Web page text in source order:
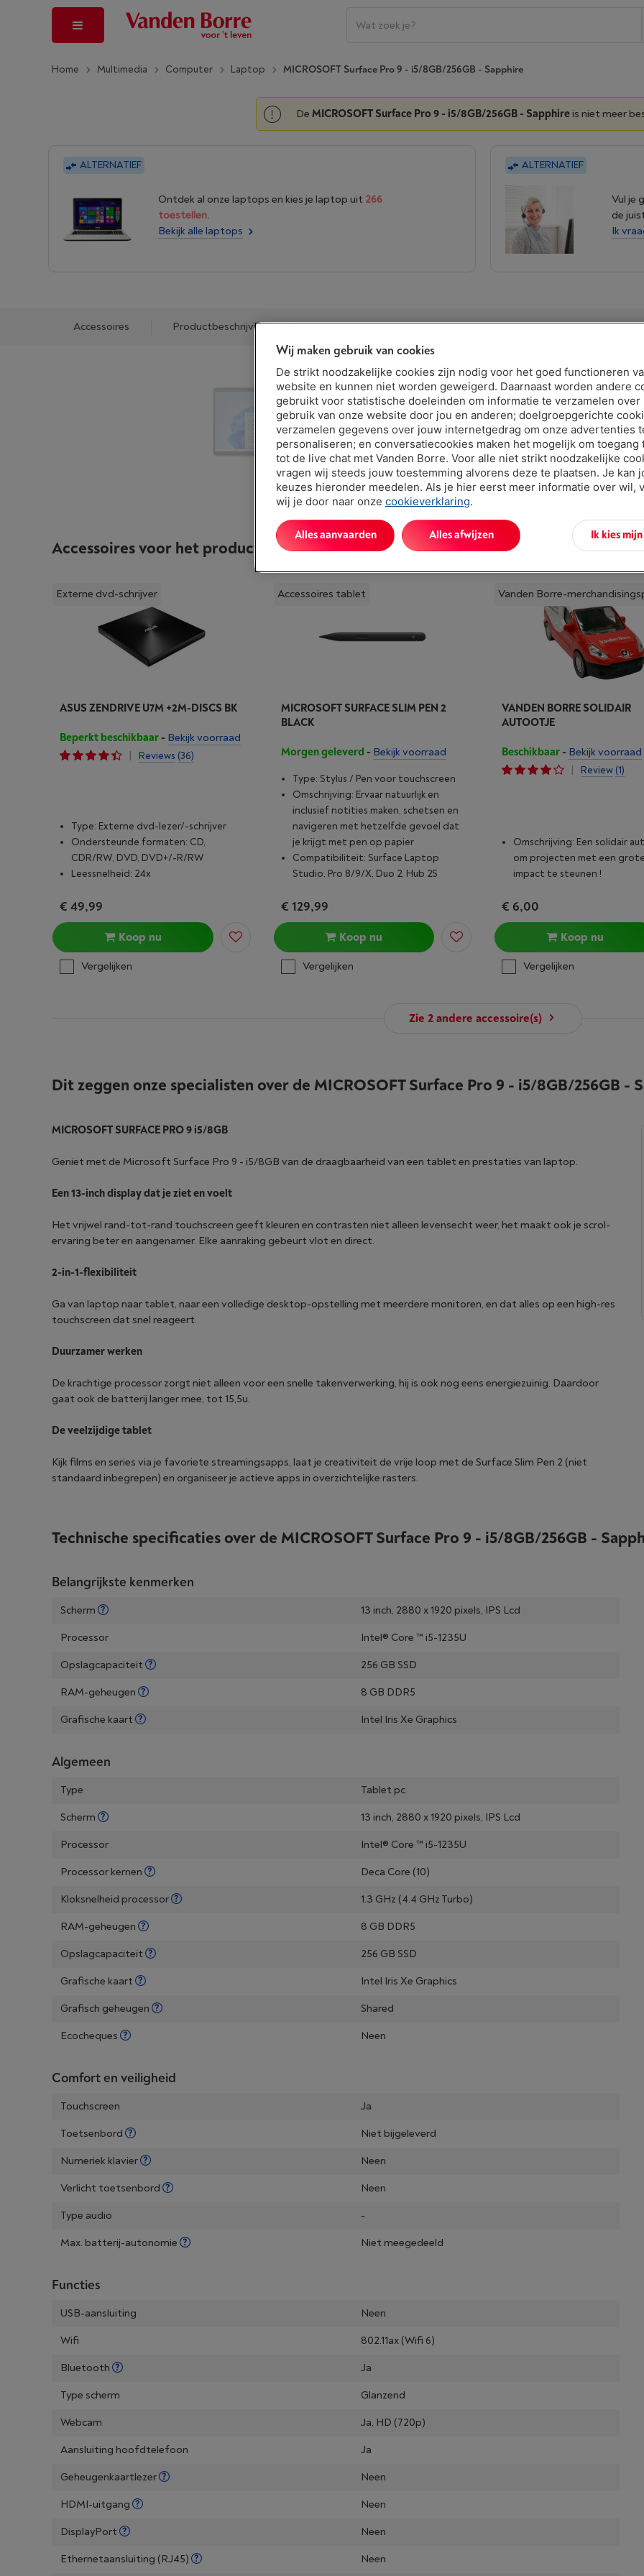
Home Multimedia Computer Laptop MICROSOFT Surface Pro 9 - i5/8GB/256GB - Sapphire
De MICROSOFT Surface Pro 9 - i5/8GB/256GB - Sapphireis niet meer
ALTERNATIEF
Ontdek al onze laptops en kies je laptop uit 266
toestellen.
Bekijk alle laptops
ALTERNATIEF
Vul je
de
Ik
Accessoires Productbeschrijving Productkenmerken
MICROSOFT Surface Pro 9 - i5/8GB/256GB - Sapphire
Dit product is niet meer beschikbaar!
Accessoires voor het product MICROSOFT Surface Pro 9 - i5/8GB/256GB -
Externe dvd-schrijver
ASUS ZENDRIVE U7M +2M-DISCS BK
Beperkt beschikbaar- Bekijk voorraad
|
Reviews (36)
Type: Externe dvd-lezer/-schrijver
Ondersteunde formaten: CD,
CDR/RW, DVD, DVD+/-R/RW
Leessnelheid: 24x
€ 49,99
Koop nu
Vergelijken
Accessoires tablet
MICROSOFT SURFACE SLIM PEN 2
BLACK
Morgen geleverd - Bekijk voorraad
Type: Stylus / Pen voor touchscreen
Omschrijving: Ervaar natuurlijk en
inclusief notities maken, schetsen en
navigeren met hetzelfde gevoel dat
je krijgt met pen op papier
Compatibiliteit: Surface Laptop
Studio, Pro 8/9/X, Duo 2, Hub 2S
€ 129,99
Koop nu
Vergelijken
Vanden Borre-
VANDEN BORRE SOLIDAIR
AUTOOTJE
Beschikbaar- Bekijk voorraad
|
Review (1)
Omschrijving: Een solidair
om projecten met een
impact te steunen !
€ 6,00
Koop nu
Vergelijken
Zie 2 andere accessoire(s)
Dit zeggen onze specialisten over de MICROSOFT Surface Pro 9 - i5/8GB/256GB -
MICROSOFT SURFACE PRO 9 i5/8GB
Geniet met de Microsoft Surface Pro 9 - i5/8GB van de draagbaarheid van een tablet en prestaties van laptop.
Een 13-inch display dat je ziet en voelt
Het vrijwel rand-tot-rand touchscreen geeft kleuren en contrasten niet alleen levensecht weer, het maakt ook je scrol-
ervaring beter en aangenamer. Elke aanraking gebeurt vlot en direct.
2-in-1-flexibiliteit
Ga van laptop naar tablet, naar een volledige desktop-opstelling met meerdere monitoren, en dat alles op een high-res
touchscreen dat snel reageert.
Duurzamer werken
De krachtige processor zorgt niet alleen voor een snelle takenverwerking, hij is ook nog eens energiezuinig. Daardoor
gaat ook de batterij langer mee, tot 15,5u.
De veelzijdige tablet
Kijk films en series via je favoriete streamingsapps, laat je creativiteit de vrije loop met de Surface Slim Pen 2 (niet
standaard inbegrepen) en organiseer je actieve apps in overzichtelijke rasters.
Technische specificaties over de MICROSOFT Surface Pro 9 - i5/8GB/256GB -
Belangrijkste kenmerken
Scherm
13 inch, 2880 x 1920 pixels, IPS Lcd
Processor
Intel® Core ™ i5-1235U
Opslagcapaciteit
256 GB SSD
RAM-geheugen
8 GB DDR5
Grafische kaart
Intel Iris Xe Graphics
Algemeen
Type
Tablet pc
Scherm
13 inch, 2880 x 1920 pixels, IPS Lcd
Processor
Intel® Core ™ i5-1235U
Processor kernen
Deca Core (10)
Kloksnelheid processor
1.3 GHz (4.4 GHz Turbo)
RAM-geheugen
8 GB DDR5
Opslagcapaciteit
256 GB SSD
Grafische kaart
Intel Iris Xe Graphics
Grafisch geheugen
Shared
Ecocheques
Neen
Comfort en veiligheid
Touchscreen
Ja
Toetsenbord
Niet bijgeleverd
Numeriek klavier
Neen
Verlicht toetsenbord
Neen
Type audio
-
Max. batterij-autonomie
Niet meegedeeld
Functies
USB-aansluiting
Neen
Wifi
802.11ax (Wifi 6)
Bluetooth
Ja
Type scherm
Glanzend
Webcam
Ja, HD (720p)
Aansluiting hoofdtelefoon
Ja
Geheugenkaartlezer
Neen
HDMI-uitgang
Neen
DisplayPort
Neen
Ethernetaansluiting (RJ45)
Neen
Wij maken gebruik van cookies
De strikt noodzakelijke cookies zijn nodig voor het goed functioneren
website en kunnen niet worden geweigerd. Daarnaast worden andere
gebruikt voor statistische doeleinden om informatie te verzamelen over
gebruik van onze website door jou en anderen; doelgroepgerichte
verzamelen gegevens over jouw internetgedrag om onze advertenties
personaliseren; en conversatiecookies maken het mogelijk om toegang
tot de live chat met Vanden Borre. Voor alle niet strikt noodzakelijke
vragen wij steeds jouw toestemming alvorens deze te plaatsen. Je kan
keuzes hieronder meedelen. Als je hier eerst meer informatie over wil,
wij je door naar onze cookieverklaring.
Ik kies
Alles afwijzen
Alles aanvaarden